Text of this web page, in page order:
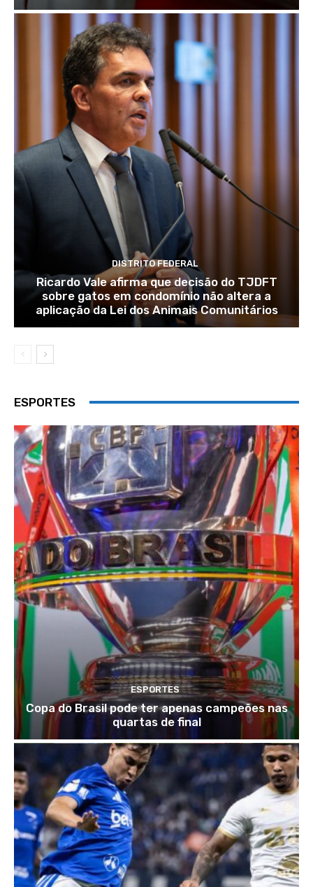
DISTRITO FEDERAL
Ricardo Vale afirma que decisão do TJDFT
sobre gatos em condomínio não altera a
aplicação da Lei dos Animais Comunitários
ESPORTES
ESPORTES
Copa do Brasil pode ter apenas campeões nas
quartas de final